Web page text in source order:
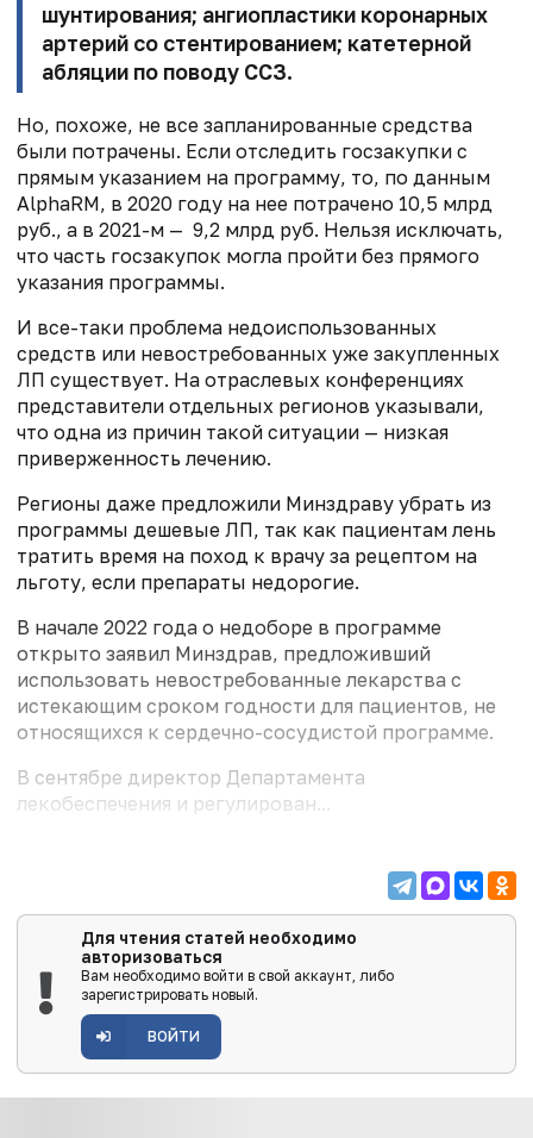
шунтирования; ангиопластики коронарных
артерий со стентированием; катетерной
абляции по поводу ССЗ.
Но, похоже, не все запланированные средства
были потрачены. Если отследить госзакупки с
прямым указанием на программу, то, по данным
AlphaRM, в 2020 году на нее потрачено 10,5 млрд
руб., а в 2021-м — 9,2 млрд руб. Нельзя исключать,
что часть госзакупок могла пройти без прямого
указания программы.
И все-таки проблема недоиспользованных
средств или невостребованных уже закупленных
ЛП существует. На отраслевых конференциях
представители отдельных регионов указывали,
что одна из причин такой ситуации — низкая
приверженность лечению.
Регионы даже предложили Минздраву убрать из
программы дешевые ЛП, так как пациентам лень
тратить время на поход к врачу за рецептом на
льготу, если препараты недорогие.
В начале 2022 года о недоборе в программе
открыто заявил Минздрав, предложивший
использовать невостребованные лекарства с
истекающим сроком годности для пациентов, не
относящихся к сердечно-сосудистой программе.
В сентябре директор Департамента
лекобеспечения и регулирован...
Для чтения статей необходимо
авторизоваться
Вам необходимо войти в свой аккаунт, либо
зарегистрировать новый.
ВОЙТИ